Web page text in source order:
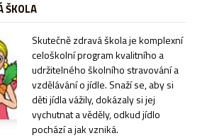
ŠKOLA
Skutečně zdravá škola je komplexní
celoškolní program kvalitního a
udržitelného školního stravování a
vzdělávání o jídle. Snaží se, aby si
děti jídla vážily, dokázaly si jej
vychutnat a věděly, odkud jídlo
pochází a jak vzniká.